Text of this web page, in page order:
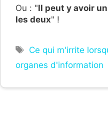
Ou : "Il peut y avoir
les deux" !
Étiquettes
Ce qui m'irrite
organes d'information